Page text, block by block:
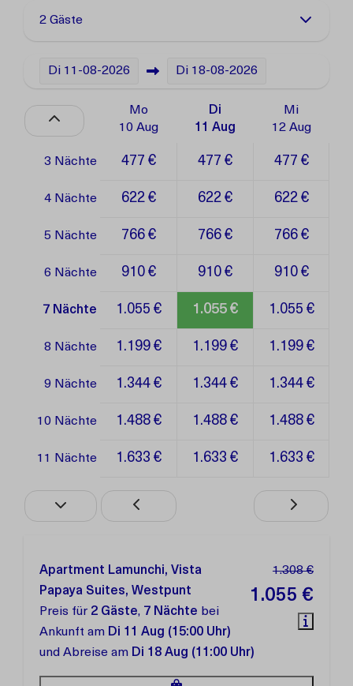
2 Gäste
Di 11-08-2026 Di 18-08-2026
Mo
10 Aug
Di
11 Aug
Mi
12 Aug
3 Nächte 477 € 477 € 477 €
4 Nächte 622 € 622 € 622 €
5 Nächte 766 € 766 € 766 €
6 Nächte 910 € 910 € 910 €
7 Nächte 1.055 € 1.055 € 1.055 €
8 Nächte 1.199 € 1.199 € 1.199 €
9 Nächte 1.344 € 1.344 € 1.344 €
10 Nächte 1.488 € 1.488 € 1.488 €
11 Nächte 1.633 € 1.633 € 1.633 €
1.308 €
1.055 €
Apartment Lamunchi, Vista
Papaya Suites, Westpunt
Preis für 2 Gäste, 7 Nächte bei
Ankunft am Di 11 Aug (15:00 Uhr)
und Abreise am Di 18 Aug (11:00 Uhr)